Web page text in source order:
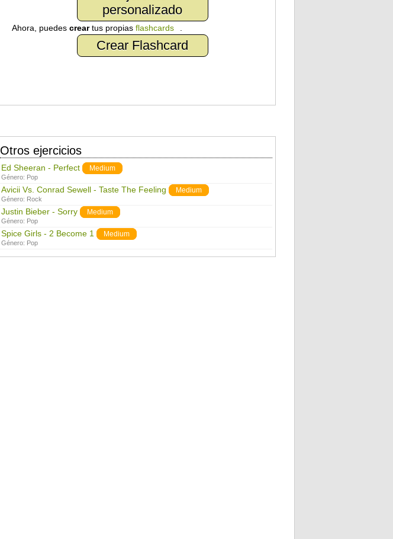
personalizado
Ahora, puedes creartus propias flashcards
Crear Flashcard
Otros ejercicios
Ed Sheeran - Perfect Medium
Género: Pop
Avicii Vs. Conrad Sewell - Taste The Feeling Medium
Género: Rock
Justin Bieber - Sorry Medium
Género: Pop
Spice Girls - 2 Become 1 Medium
Género: Pop